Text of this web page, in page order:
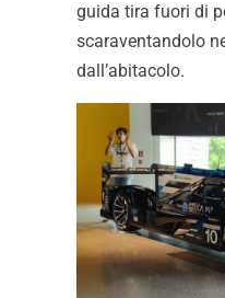
guida tira fuori di
scaraventandolo
dall’abitacolo.